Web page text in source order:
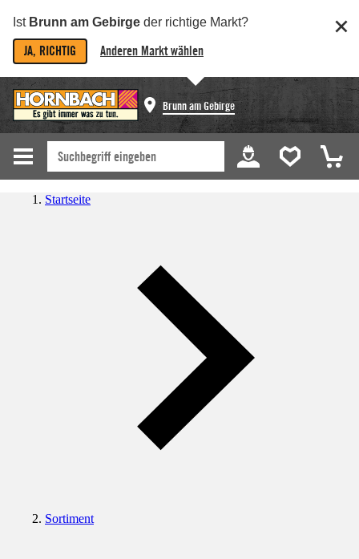
Ist Brunn am Gebirge der richtige Markt?
JA, RICHTIG Anderen Markt wählen
Brunn am Gebirge
Startseite
Sortiment